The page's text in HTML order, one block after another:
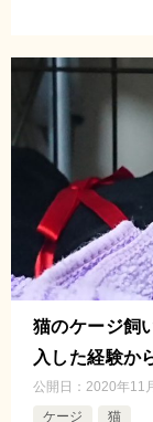
猫のケージ飼
入した経験か
公開日： 2020年11
ケージ
猫